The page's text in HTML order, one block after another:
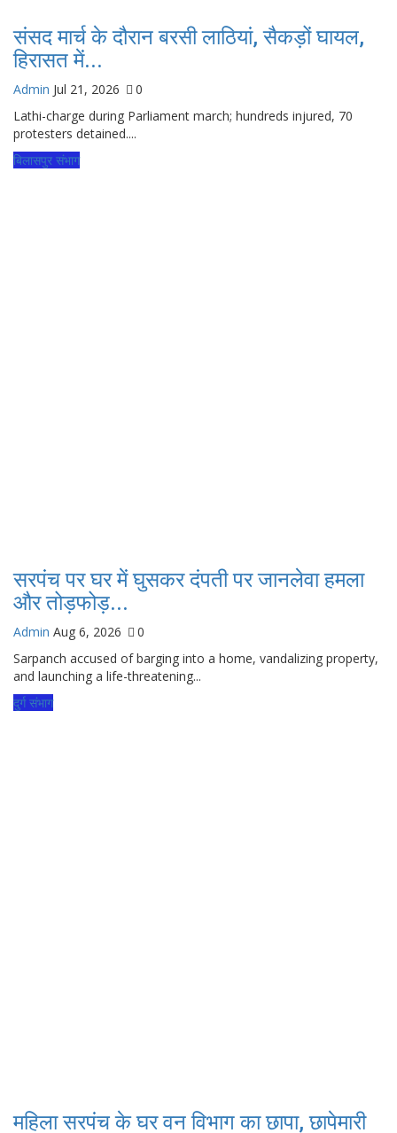
संसद मार्च के दौरान बरसी लाठियां, सैकड़ों घायल,
हिरासत में...
Admin Jul 21, 2026
0
Lathi-charge during Parliament march; hundreds injured, 70
protesters detained....
बिलासपुर संभाग
सरपंच पर घर में घुसकर दंपती पर जानलेवा हमला
और तोड़फोड़...
Admin Aug 6, 2026
0
Sarpanch accused of barging into a home, vandalizing property,
and launching a life-threatening...
दुर्ग संभाग
महिला सरपंच के घर वन विभाग का छापा, छापेमारी